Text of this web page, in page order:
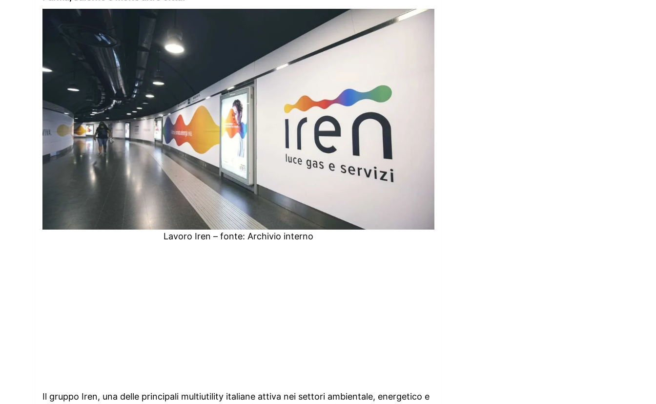
Lavoro Iren – fonte: Archivio interno
Il gruppo Iren, una delle principali multiutility italiane attiva nei settori ambientale, energetico e